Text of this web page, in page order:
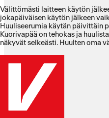
Välittömästi laitteen käytön
jokapäiväisen käytön jälkeen
Huuliseerumia käytän päivittäin
Kuorivapää on tehokas ja
näkyvät selkeästi. Huulten oma